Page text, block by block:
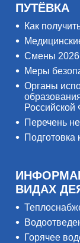
ПУТЁВКА
Как
Смены 2026
Меры
Органы
Перечень
Подготовка
ВИДАХ
Горячее